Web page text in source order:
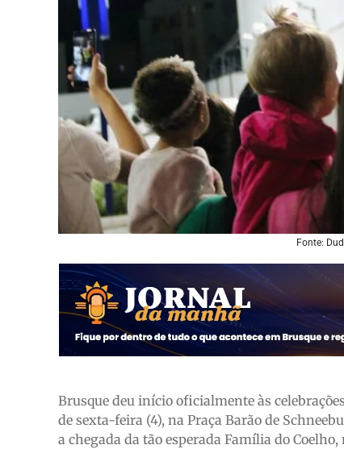
Fonte:
Brusque deu início oficialmente às
de sexta-feira (4), na Praça Barão de
a chegada da tão esperada Família do